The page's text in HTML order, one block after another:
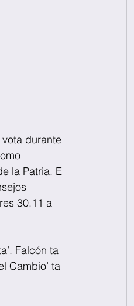
durante
la Patria. E
30.11 a
Falcón ta
Cambio’ ta